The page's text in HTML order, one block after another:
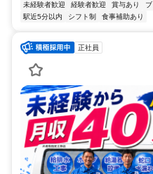
未経験者歓迎
経験者歓迎 賞与あり
駅近5分以内
シフト制 食事補助あり
正社員